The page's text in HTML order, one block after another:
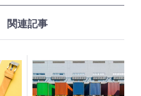
関連記事